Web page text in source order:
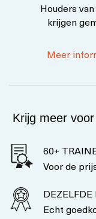
Houders
krijgen
Meer
Krijg meer
60+
Voor de
Echt